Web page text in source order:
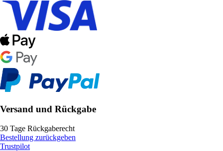
Versand und Rückgabe
30 Tage Rückgaberecht
Bestellung zurückgeben
Trustpilot